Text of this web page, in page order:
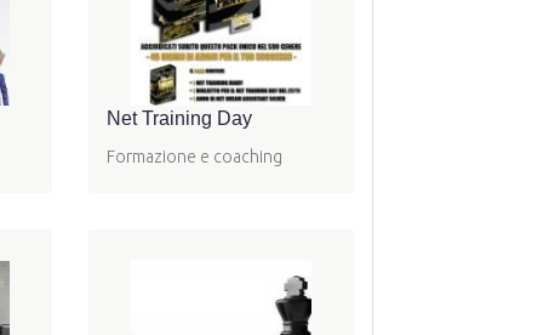
Net Training Day
Formazione e coaching